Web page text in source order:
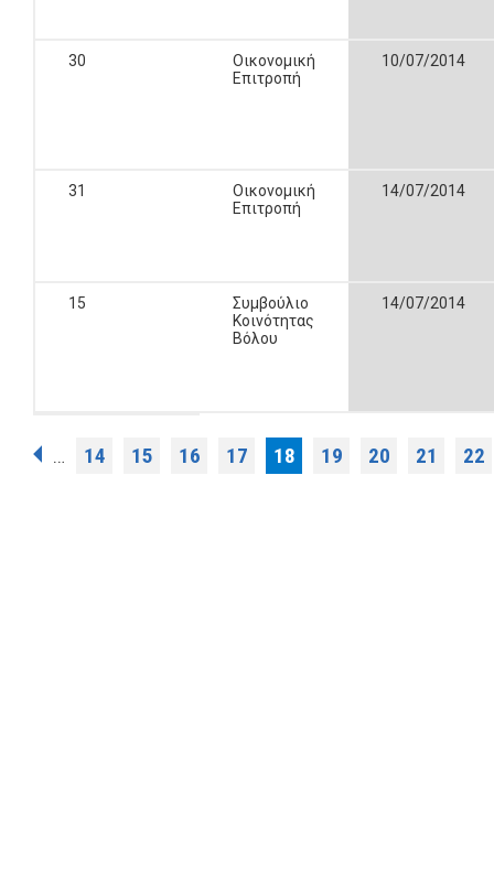
30
Οικονομική
Επιτροπή
10/07/2014
31
Οικονομική
Επιτροπή
14/07/2014
15
Συμβούλιο
Κοινότητας
Βόλου
14/07/2014
Σελίδες
… 14 15 16 17 18 19 20 21 22